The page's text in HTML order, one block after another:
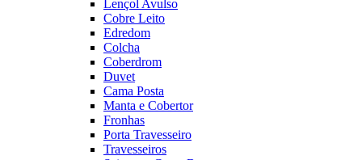
Lençol Avulso
Cobre Leito
Edredom
Colcha
Coberdrom
Duvet
Cama Posta
Manta e Cobertor
Fronhas
Porta Travesseiro
Travesseiros